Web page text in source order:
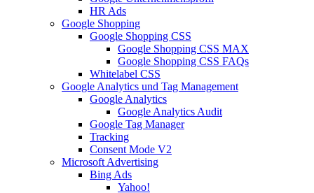
HR Ads
Google Shopping
Google Shopping CSS
Google Shopping CSS MAX
Google Shopping CSS FAQs
Whitelabel CSS
Google Analytics und Tag Management
Google Analytics
Google Analytics Audit
Google Tag Manager
Tracking
Consent Mode V2
Microsoft Advertising
Bing Ads
Yahoo!